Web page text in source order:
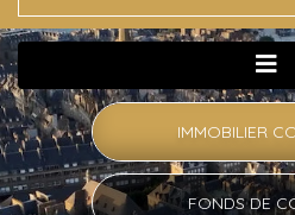
IMMOBILIER
FONDS DE